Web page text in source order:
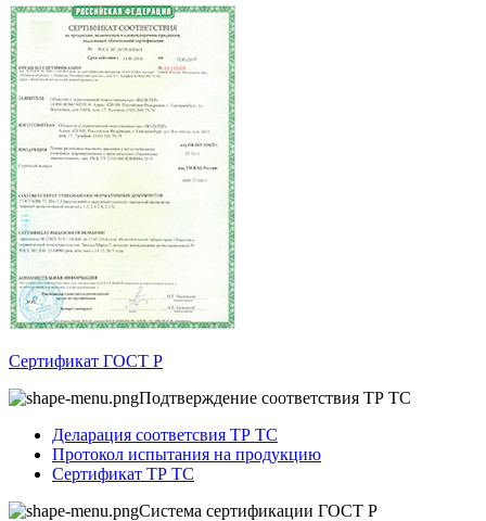
Сертификат ГОСТ Р
Подтверждение соответствия ТР ТС
Деларация соответсвия ТР ТС
Протокол испытания на продукцию
Сертификат ТР ТС
Система сертификации ГОСТ Р